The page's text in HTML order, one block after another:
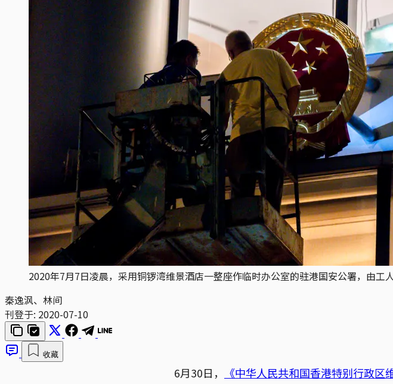
2020年7月7日凌晨，采用铜锣湾维景酒店一整座作临时办公室的驻港国安公署，由工
秦逸沨、林间
刊登于: 2020-07-10
收藏
6月30日， 《中华人民共和国香港特别行政